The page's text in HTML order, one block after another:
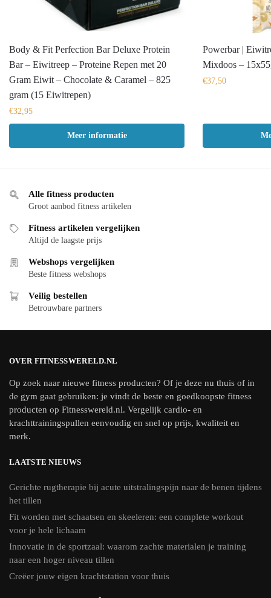
Body & Fit Perfection Bar Deluxe Protein
Bar – Eiwitreep – Proteine Repen met 20
Gram Eiwit – Chocolate & Caramel – 825
gram (15 Eiwitrepen)
€32,95
Meer informatie
Powerbar |
Mixdoos –
€37,50
Alle fitness producten
Groot aanbod fitness artikelen
Fitness artikelen vergelijken
Altijd de laagste prijs
Webshops vergelijken
Beste fitness webshops
Veilig bestellen
Betrouwbare partners
OVER FITNESSWERELD.NL
Op zoek naar nieuwe fitness producten? Of je deze nu thuis of in
de gym gaat gebruiken: je vindt de beste en goedkoopste fitness
producten op Fitnesswereld.nl. Vergelijk cardio- en
krachttrainingspullen eenvoudig en snel op prijs, kwaliteit en
merk.
LAATSTE NIEUWS
Gerichte rugtherapie bij acute uitstralingspijn naar de benen tijdens
het tillen
Fit worden met schaatsen en skeeleren: een complete workout
voor je hele lichaam
Innovatie in de sportzaal: waarom zachte materialen je training
naar een hoger niveau tillen
Creëer jouw eigen krachtstation voor thuis